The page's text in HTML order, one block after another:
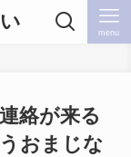
menu
絡が来る
おまじな